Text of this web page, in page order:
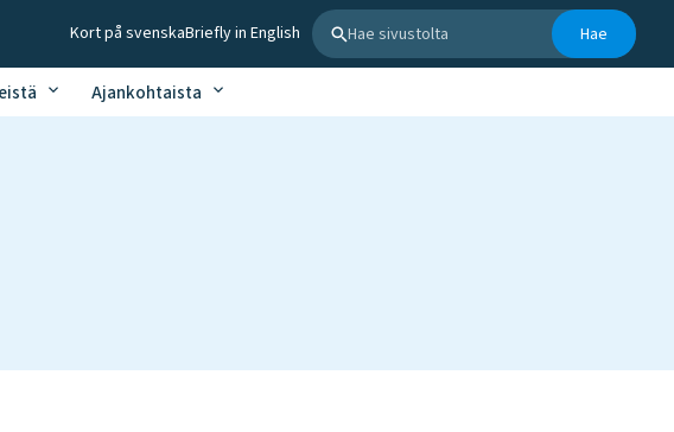
Kort på svenskaBriefly in English Hae
Ajankohtaista